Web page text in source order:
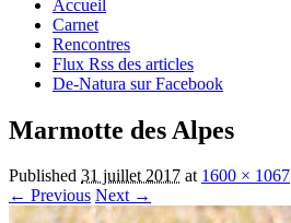
Accueil
Carnet
Rencontres
Flux Rss des articles
De-Natura sur Facebook
Marmotte des Alpes
Published 31 juillet 2017 at 1600 × 1067
← Previous Next →